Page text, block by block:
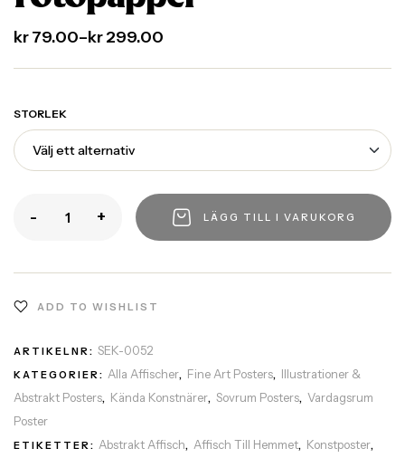
kr79.00–kr299.00
STORLEK
- + LÄGG TILL I VARUKORG
ADD TO WISHLIST
ARTIKELNR: SEK-0052
KATEGORIER: Alla Affischer, Fine Art Posters, Illustrationer &
Abstrakt Posters, Kända Konstnärer, Sovrum Posters, Vardagsrum
Poster
ETIKETTER: Abstrakt Affisch, Affisch Till Hemmet, Konstposter,